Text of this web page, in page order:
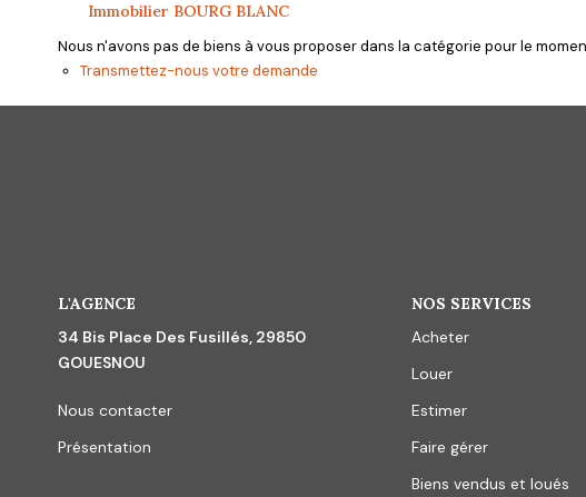
Immobilier BOURG BLANC
Nous n'avons pas de biens à vous proposer dans la catégorie pour le
Transmettez-nous votre demande
L'AGENCE
34 Bis Place Des Fusillés, 29850
GOUESNOU
Nous contacter
Présentation
NOS SERVICES
Acheter
Louer
Estimer
Faire gérer
Biens vendus et loués